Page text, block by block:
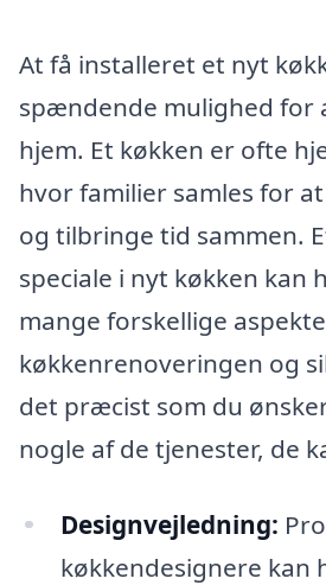
At få installeret et nyt
spændende mulighed for
hjem. Et køkken er ofte
hvor familier samles for
og tilbringe tid sammen.
speciale i nyt køkken kan
mange forskellige
køkkenrenoveringen og
det præcist som du
nogle af de tjenester, de
Designvejledning:
køkkendesignere kan